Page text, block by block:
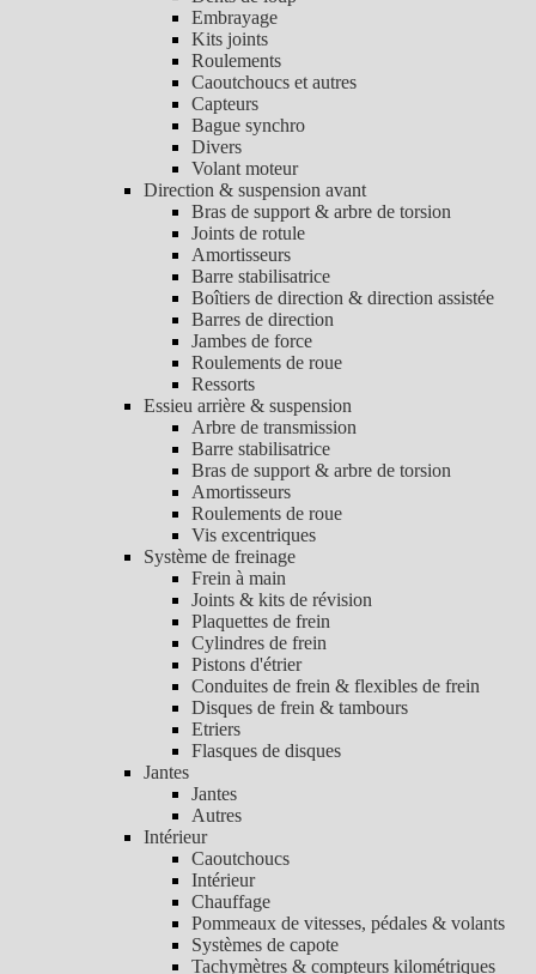
Embrayage
Kits joints
Roulements
Caoutchoucs et autres
Capteurs
Bague synchro
Divers
Volant moteur
Direction & suspension avant
Bras de support & arbre de torsion
Joints de rotule
Amortisseurs
Barre stabilisatrice
Boîtiers de direction & direction assistée
Barres de direction
Jambes de force
Roulements de roue
Ressorts
Essieu arrière & suspension
Arbre de transmission
Barre stabilisatrice
Bras de support & arbre de torsion
Amortisseurs
Roulements de roue
Vis excentriques
Système de freinage
Frein à main
Joints & kits de révision
Plaquettes de frein
Cylindres de frein
Pistons d'étrier
Conduites de frein & flexibles de frein
Disques de frein & tambours
Etriers
Flasques de disques
Jantes
Jantes
Autres
Intérieur
Caoutchoucs
Intérieur
Chauffage
Pommeaux de vitesses, pédales & volants
Systèmes de capote
Tachymètres & compteurs kilométriques